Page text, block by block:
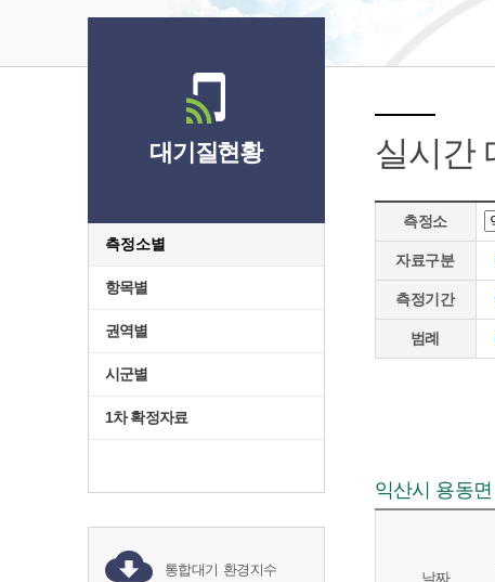
대기질현황
측정소별
항목별
권역별
시군별
1차 확정자료
통합대기 환경지수
실시간
측정소
자료구분
측정기간
범례
익산시 용동면
날짜